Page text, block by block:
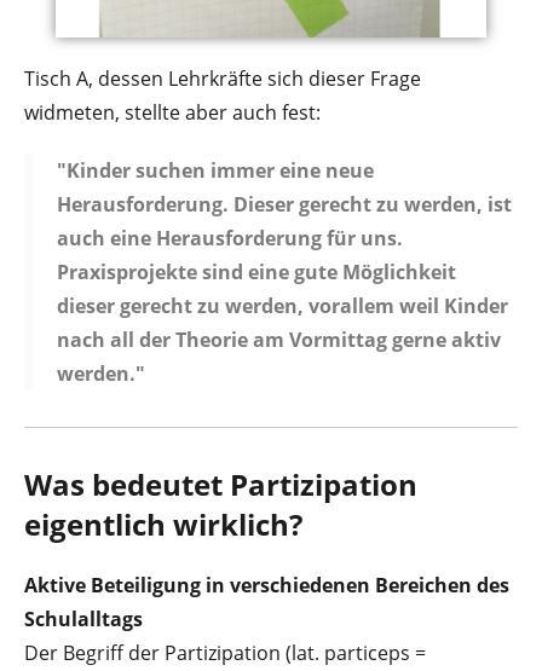
Tisch A, dessen Lehrkräfte sich dieser Frage
widmeten, stellte aber auch fest:
"Kinder suchen immer eine neue
Herausforderung. Dieser gerecht zu werden, ist
auch eine Herausforderung für uns.
Praxisprojekte sind eine gute Möglichkeit
dieser gerecht zu werden, vorallem weil Kinder
nach all der Theorie am Vormittag gerne aktiv
werden."
Was bedeutet Partizipation
eigentlich wirklich?
Aktive Beteiligung in verschiedenen Bereichen des
Schulalltags
Der Begriff der Partizipation (lat. particeps =